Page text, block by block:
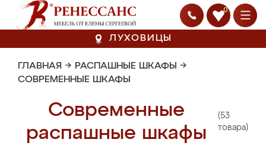
0
ЛУХОВИЦЫ
ГЛАВНАЯ → РАСПАШНЫЕ ШКАФЫ →
СОВРЕМЕННЫЕ ШКАФЫ
Современные
распашные шкафы
(53
товара)